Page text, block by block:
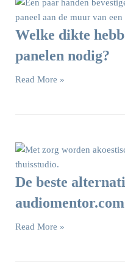
Welke dikte
panelen nodig?
Read More »
De beste
Read More »